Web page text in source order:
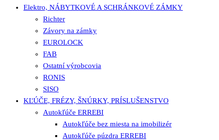
Elektro, NÁBYTKOVÉ A SCHRÁNKOVÉ ZÁMKY
Richter
Závory na zámky
EUROLOCK
FAB
Ostatní výrobcovia
RONIS
SISO
KĽÚČE, FRÉZY, ŠNÚRKY, PRÍSLUŠENSTVO
Autokľúče ERREBI
Autokľúče bez miesta na imobilizér
Autokľúče púzdra ERREBI